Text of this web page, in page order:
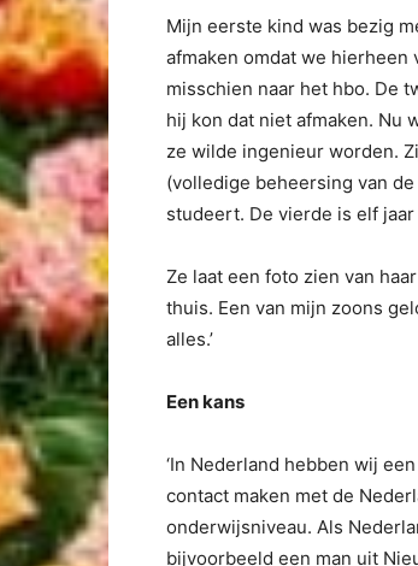
Mijn eerste kind was bezig
afmaken omdat we hierheen
misschien naar het hbo. De
hij kon dat niet afmaken. Nu
ze wilde ingenieur worden.
(volledige beheersing van
studeert. De vierde is elf
Ze laat een foto zien van
thuis. Een van mijn zoons
alles.’
Een kans
‘In Nederland hebben wij
contact maken met de
onderwijsniveau. Als
bijvoorbeeld een man uit